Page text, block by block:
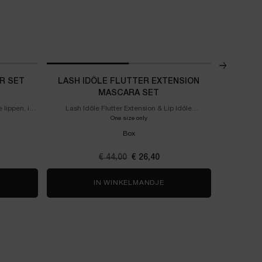
SET
in
Trio Summer Set
TUBES TRIO SUMMER SET
LASH IDÔLE FLUTTER EXTENSION
MASCARA SET
Lash Idôle Flutter Extension & Lip Idôle
Butterglow™ Set
One size onlyfor Lash Idôle Flutter Extension Mascara
Box
Oude prijs
€ 44,00 Nieuwe prijs
€ 26,40
IN WINKELMANDJE